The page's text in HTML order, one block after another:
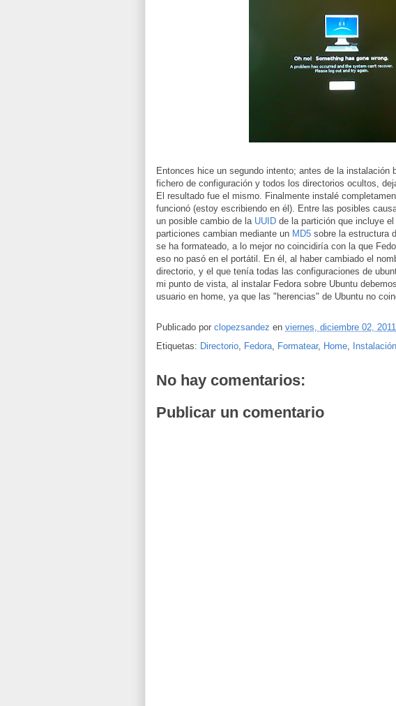
Entonces hice un segundo intento; antes de la instalación
fichero de configuración y todos los directorios ocultos,
El resultado fue el mismo. Finalmente instalé
funcionó (estoy escribiendo en él). Entre las posibles
un posible cambio de la UUID de la partición que incluye
particiones cambian mediante un MD5 sobre la estructura
se ha formateado, a lo mejor no coincidiría con la que
eso no pasó en el portátil. En él, al haber cambiado el
directorio, y el que tenía todas las configuraciones de
mi punto de vista, al instalar Fedora sobre Ubuntu
usuario en home, ya que las "herencias" de Ubuntu no
Publicado por clopezsandez en viernes, diciembre 02, 2011
Etiquetas: Directorio, Fedora, Formatear, Home, Instalación
No hay comentarios:
Publicar un comentario